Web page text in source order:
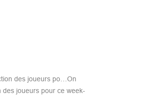
des joueurs po…On
des joueurs pour ce week-